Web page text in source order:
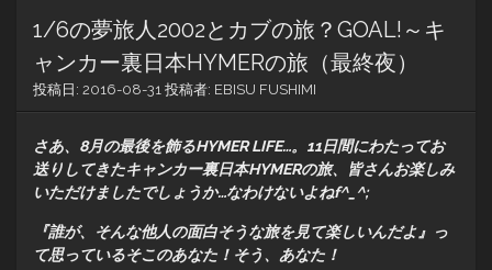
1/6の夢旅人2002とカブの旅？GOAL!～キ
ャンカー裏日本HYMERの旅（最終夜）
投稿日: 2016-08-31 投稿者: EBISU FUSHIMI
さあ、8月の最後を飾るHYMER LIFE…。11日間にわたってお
送りしてきたキャンカー裏日本HYMERの旅、皆さんお楽しみ
いただけましたでしょうか…なわけないよねf^_^;
『誰が、そんな他人の面白そうな旅を見て楽しいんだよ』っ
て思っているそこのあなた！そう、あなた！